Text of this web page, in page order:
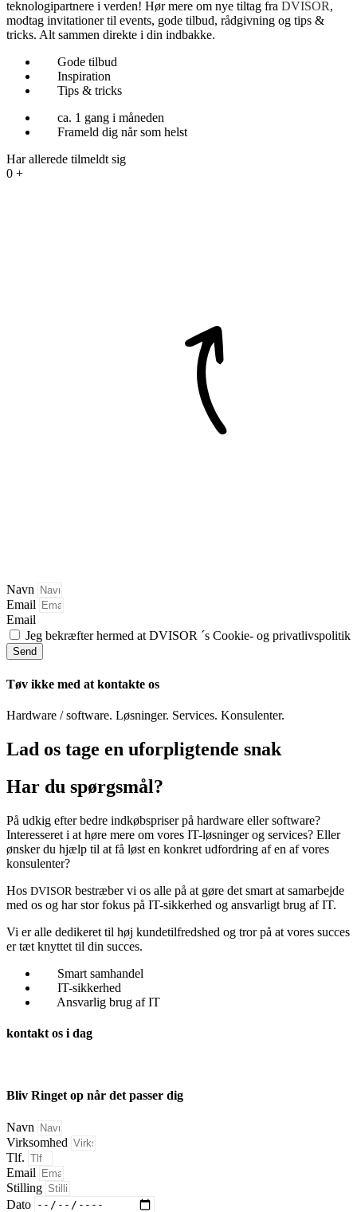
teknologipartnere i verden! Hør mere om nye tiltag fra DVISOR,
modtag invitationer til events, gode tilbud, rådgivning og tips &
tricks. Alt sammen direkte i din indbakke.
Gode tilbud
Inspiration
Tips & tricks
ca. 1 gang i måneden
Frameld dig når som helst
Har allerede tilmeldt sig
0 +
Navn
Email
Email
Jeg bekræfter hermed at DVISOR ´s Cookie- og privatlivspolitik
Send
Tøv ikke med at kontakte os
Hardware / software. Løsninger. Services. Konsulenter.
Lad os tage en uforpligtende snak
Har du spørgsmål?
På udkig efter bedre indkøbspriser på hardware eller software?
Interesseret i at høre mere om vores IT-løsninger og services? Eller
ønsker du hjælp til at få løst en konkret udfordring af en af vores
konsulenter?
Hos DVISOR bestræber vi os alle på at gøre det smart at samarbejde
med os og har stor fokus på IT-sikkerhed og ansvarligt brug af IT.
Vi er alle dedikeret til høj kundetilfredshed og tror på at vores succes
er tæt knyttet til din succes.
Smart samhandel
IT-sikkerhed
Ansvarlig brug af IT
kontakt os i dag
Bliv Ringet op når det passer dig
Navn
Virksomhed
Tlf.
Email
Stilling
Dato